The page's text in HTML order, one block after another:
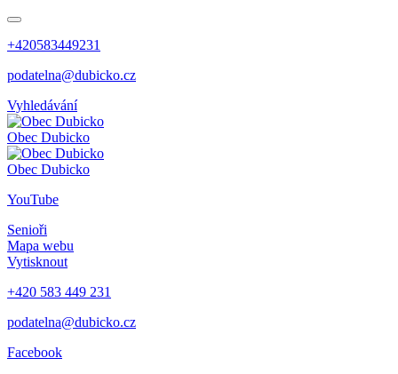
+420583449231
podatelna@dubicko.cz
Vyhledávání
Obec Dubicko
Obec Dubicko
YouTube
Senioři
Mapa webu
Vytisknout
+420 583 449 231
podatelna@dubicko.cz
Facebook